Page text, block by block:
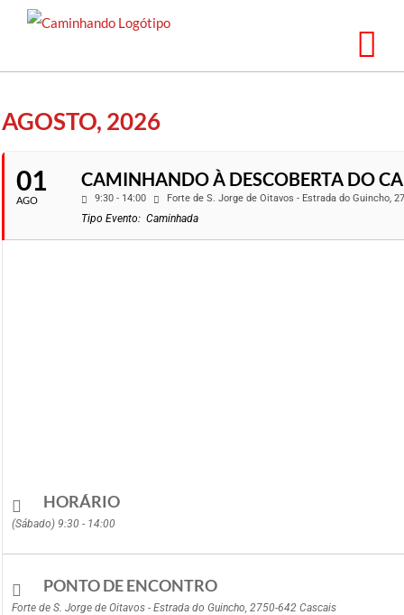
Saltar
AGOSTO, 2026
01
AGO
CAMINHANDO À DESCOBERTA DO
9:30 - 14:00 Forte de S. Jorge de Oitavos - Estrada do Guincho,
Tipo Evento: Caminhada
HORÁRIO
(Sábado) 9:30 - 14:00
PONTO DE ENCONTRO
Forte de S. Jorge de Oitavos - Estrada do Guincho, 2750-642 Cascais